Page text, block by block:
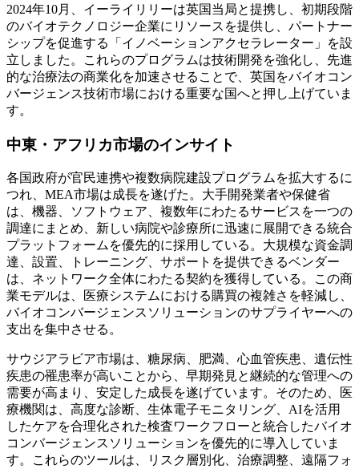
2024年10月、イーライリリーは英国当局と提携し、初期段階
のバイオテクノロジー企業にリソースを提供し、パートナー
シップを促進する「イノベーションアクセラレーター」を設
立しました。これらのプログラムは技術開発を強化し、先進
的な治療法の商業化を加速させることで、英国をバイオコン
バージェンス技術市場における重要な国へと押し上げていま
す。
中東・アフリカ市場のインサイト
各国政府が官民連携や複数病院建設プログラムを拡大するに
つれ、MEA市場は成長を遂げた。大手開発業者や保健省
は、機器、ソフトウェア、複数年にわたるサービスを一つの
調達にまとめ、新しい病院や診療所に迅速に展開できる統合
プラットフォームを優先的に採用している。大規模な資金調
達、設置、トレーニング、サポートを提供できるベンダー
は、ネットワーク全体にわたる契約を獲得している。この商
業モデルは、医療システムにおける購買の複雑さを軽減し、
バイオコンバージェンスソリューションのサプライヤーへの
支出を集中させる。
サウジアラビア市場は、糖尿病、肥満、心血管疾患、遺伝性
疾患の罹患率が高いことから、早期発見と継続的な管理への
需要が高まり、安定した成長を遂げています。そのため、医
療機関は、高度な診断、生体電子モニタリング、AIを活用
したケアを合理化された検査ワークフローと統合したバイオ
コンバージェンスソリューションを優先的に導入していま
す。これらのツールは、リスク層別化、治療調整、遠隔フォ